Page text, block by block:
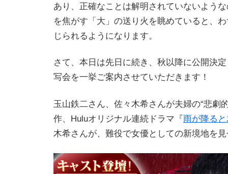
あり、正確なことは解明されていないよう
を焦がす「大」の送り火を眺めていると、
じられるようになります。
さて、本日は先日に続き、秋以降に公開決
写会を一挙ご案内させていただきます！
玉山鉄二さん、佐々木希さんが夫婦の“悲劇
作、Huluオリジナル連続ドラマ『雨が降る
木希さんが、難役で女優としての新境地を